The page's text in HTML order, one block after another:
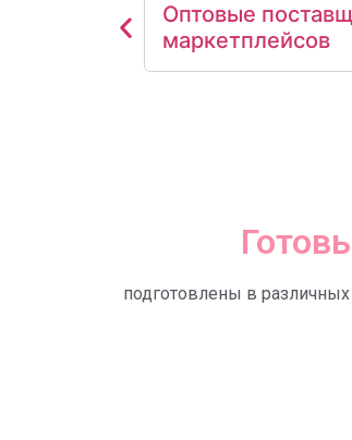
Оптовые
маркетплейсов
подготовлены в